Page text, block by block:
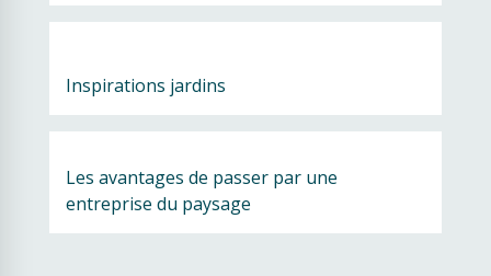
Inspirations jardins
Les avantages de passer par une
entreprise du paysage